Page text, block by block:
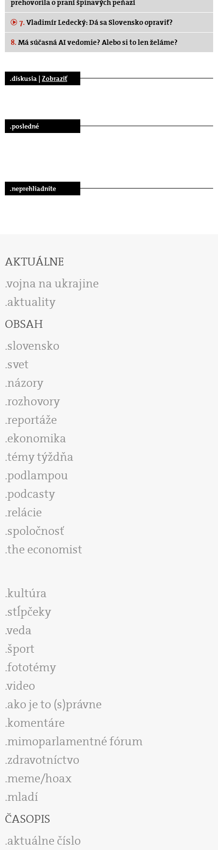
prehovorila o praní špinavých peňazí
7. Vladimír Ledecký: Dá sa Slovensko opraviť?
8. Má súčasná AI vedomie? Alebo si to len želáme?
.diskusia | Zobraziť
.posledné
.neprehliadnite
AKTUÁLNE
vojna na ukrajine
aktuality
OBSAH
slovensko
svet
názory
rozhovory
reportáže
ekonomika
témy týždňa
podlampou
podcasty
relácie
spoločnosť
the economist
kultúra
stĺpčeky
veda
šport
fototémy
video
ako je to (s)právne
komentáre
mimoparlamentné fórum
zdravotníctvo
meme/hoax
mladí
ČASOPIS
aktuálne číslo